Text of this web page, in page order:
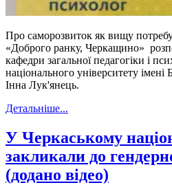
Про саморозвиток як вищу
«Доброго ранку, Черкащино»
кафедри загальної педагогіки і
національного університету
Інна Лук'янець.
Детальніше...
У Черкаському
закликали до
(додано відео)